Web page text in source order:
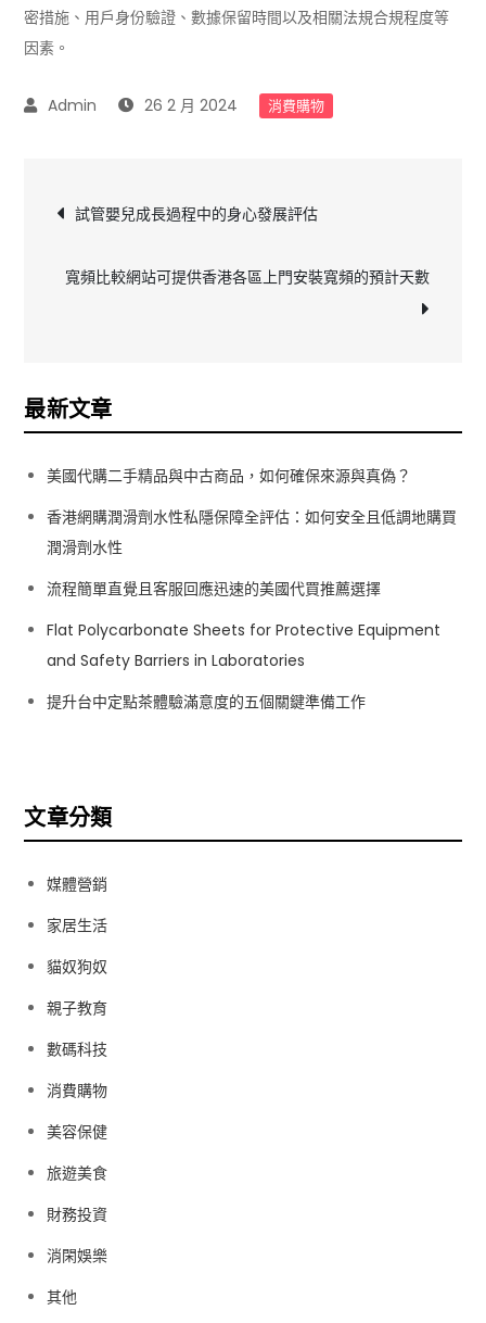
密措施、用戶身份驗證、數據保留時間以及相關法規合規程度等
因素。
26 2 月 2024 消費購物
文
章
覽
試管嬰兒成長過程中的身心發展評估
寬頻比較網站可提供香港各區上門安裝寬頻的預計天數
最新文章
美國代購二手精品與中古商品，如何確保來源與真偽？
香港網購潤滑劑水性私隱保障全評估：如何安全且低調地購買
潤滑劑水性
流程簡單直覺且客服回應迅速的美國代買推薦選擇
Flat Polycarbonate Sheets for Protective Equipment
and Safety Barriers in Laboratories
提升台中定點茶體驗滿意度的五個關鍵準備工作
文章分類
媒體營銷
家居生活
貓奴狗奴
親子教育
數碼科技
消費購物
美容保健
旅遊美食
財務投資
消閑娛樂
其他